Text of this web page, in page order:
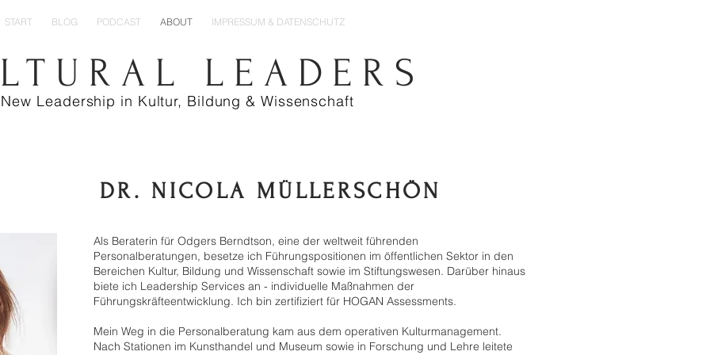
START BLOG PODCAST ABOUT IMPRESSUM & DATENSCHUTZ
LEADERS
New Leadership in Kultur, Bildung & Wissenschaft
DR. NICOLA MÜLLERSCHÖN
Als Beraterin für Odgers Berndtson, eine der weltweit führenden
Personalberatungen, besetze ich Führungspositionen im öffentlichen Sektor in den
Bereichen Kultur, Bildung und Wissenschaft sowie im Stiftungswesen. Darüber hinaus
biete ich Leadership Services an - individuelle Maßnahmen der
Führungskräfteentwicklung. Ich bin zertifiziert für HOGAN Assessments.
Mein Weg in die Personalberatung kam aus dem operativen Kulturmanagement.
Nach Stationen im Kunsthandel und Museum sowie in Forschung und Lehre leitete